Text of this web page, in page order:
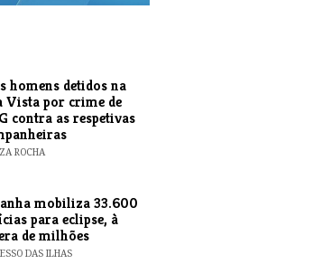
homens detidos na
Vista por crime de
contra as respetivas
ROCHA
mobiliza 33.600
para eclipse, à
de milhões
DAS ILHAS